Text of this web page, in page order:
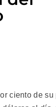
ciento de su